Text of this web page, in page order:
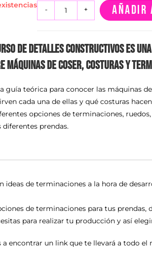
- + AÑADIR
de Detalles Constructivos es
máquinas de coser, costuras y
guía teórica para conocer las máquinas
cada una de ellas y qué costuras
opciones de terminaciones,
diferentes prendas.
ideas de terminaciones a la hora de
de terminaciones para tus prendas,
para realizar tu producción y así
a encontrar un link que te llevará a todo el